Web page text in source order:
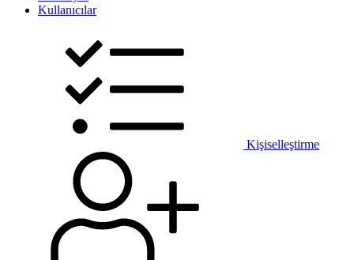
Kullanıcılar
Kişiselleştirme